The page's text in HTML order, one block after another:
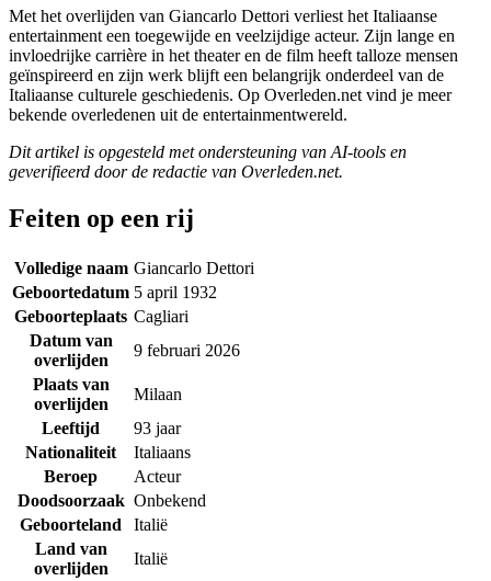
Met het overlijden van Giancarlo Dettori verliest het Italiaanse
entertainment een toegewijde en veelzijdige acteur. Zijn lange en
invloedrijke carrière in het theater en de film heeft talloze mensen
geïnspireerd en zijn werk blijft een belangrijk onderdeel van de
Italiaanse culturele geschiedenis. Op Overleden.net vind je meer
bekende overledenen uit de entertainmentwereld.
Dit artikel is opgesteld met ondersteuning van AI-tools en
geverifieerd door de redactie van Overleden.net.
Feiten op een rij
Volledige naam Giancarlo Dettori
Geboortedatum 5 april 1932
Geboorteplaats Cagliari
Datum van
overlijden
9 februari 2026
Plaats van
overlijden
Milaan
Leeftijd
93 jaar
Nationaliteit
Italiaans
Beroep
Acteur
Doodsoorzaak Onbekend
Geboorteland
Italië
Land van
overlijden
Italië